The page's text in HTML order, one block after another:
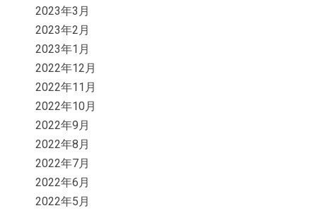
2023年3月
2023年2月
2023年1月
2022年12月
2022年11月
2022年10月
2022年9月
2022年8月
2022年7月
2022年6月
2022年5月